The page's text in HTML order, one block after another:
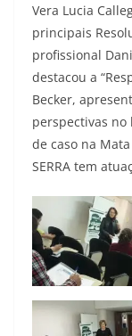
Vera Lucia
principais
profissional
destacou a
Becker,
perspectivas
de caso na
SERRA tem